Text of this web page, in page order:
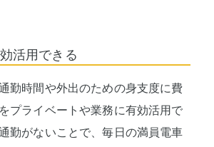
活用できる
勤時間や外出のための身支度に費
プライベートや業務に有効活用で
勤がないことで、毎日の満員電車